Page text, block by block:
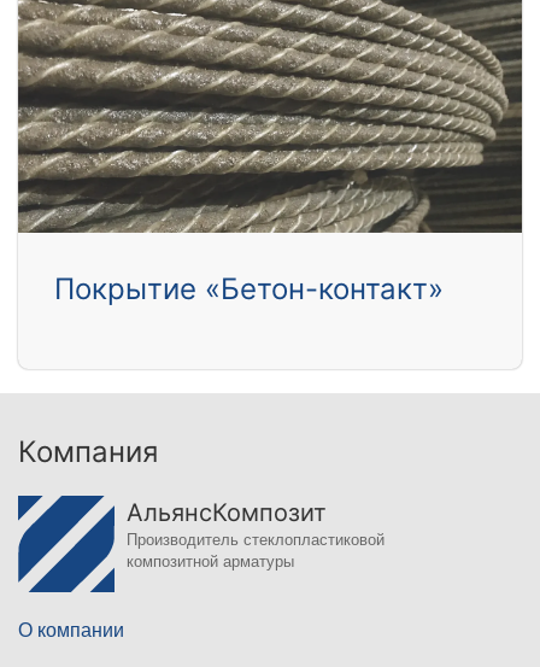
Покрытие «Бетон-контакт»
Компания
АльянсКомпозит
Производитель стеклопластиковой
композитной арматуры
О компании